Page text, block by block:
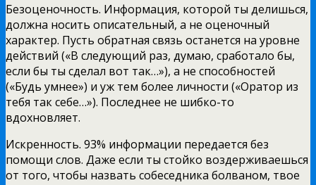
Безоценочность. Информация, которой ты делишься,
должна носить описательный, а не оценочный
характер. Пусть обратная связь останется на уровне
действий («В следующий раз, думаю, сработало бы,
если бы ты сделал вот так…»), а не способностей
(«Будь умнее») и уж тем более личности («Оратор из
тебя так себе…»). Последнее не шибко-то
вдохновляет.
Искренность. 93% информации передается без
помощи слов. Даже если ты стойко воздерживаешься
от того, чтобы назвать собеседника болваном, твое